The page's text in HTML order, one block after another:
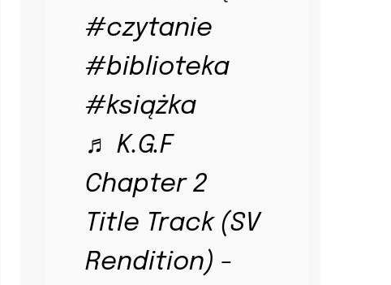
#czytanie
#biblioteka
#książka
♬ K.G.F
Chapter 2
Title Track (SV
Rendition) -